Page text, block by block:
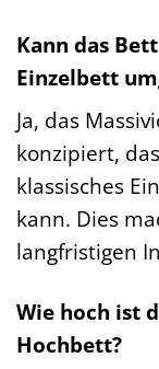
Kann das
Einzelbett
Ja, das
konzipiert,
klassisches
kann. Dies
langfristigen
Wie hoch ist
Hochbett?